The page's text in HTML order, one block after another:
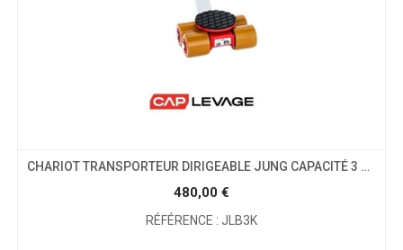
CHARIOT TRANSPORTEUR DIRIGEABLE JUNG CAPACITÉ 3 TONNES
480,00 €
RÉFÉRENCE : JLB3K